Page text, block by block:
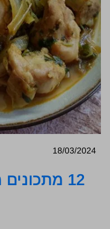
18/03/2024
12 מתכונים מומלצים לפרגיות